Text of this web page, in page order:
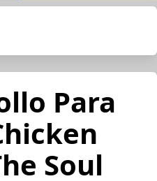
Para
Soul